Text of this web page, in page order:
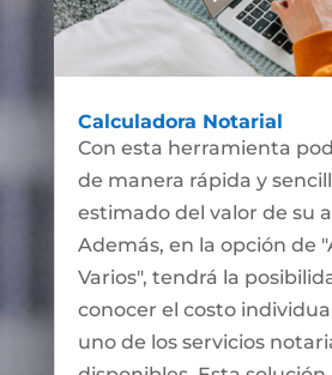
Calculadora Notarial
Con esta herramienta
de manera rápida y
estimado del valor de su
Además, en la opción de
Varios", tendrá la
conocer el costo
uno de los servicios